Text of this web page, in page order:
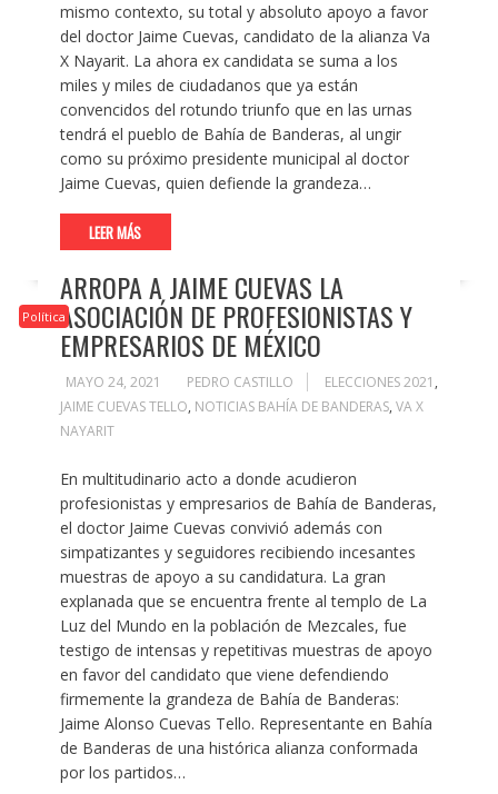
mismo contexto, su total y absoluto apoyo a favor
del doctor Jaime Cuevas, candidato de la alianza Va
X Nayarit. La ahora ex candidata se suma a los
miles y miles de ciudadanos que ya están
convencidos del rotundo triunfo que en las urnas
tendrá el pueblo de Bahía de Banderas, al ungir
como su próximo presidente municipal al doctor
Jaime Cuevas, quien defiende la grandeza…
LEER MÁS
Política
ARROPA A JAIME CUEVAS LA
ASOCIACIÓN DE PROFESIONISTAS Y
EMPRESARIOS DE MÉXICO
MAYO 24, 2021 PEDRO CASTILLO ELECCIONES 2021 ,
JAIME CUEVAS TELLO, NOTICIAS BAHÍA DE BANDERAS, VA X
NAYARIT
En multitudinario acto a donde acudieron
profesionistas y empresarios de Bahía de Banderas,
el doctor Jaime Cuevas convivió además con
simpatizantes y seguidores recibiendo incesantes
muestras de apoyo a su candidatura. La gran
explanada que se encuentra frente al templo de La
Luz del Mundo en la población de Mezcales, fue
testigo de intensas y repetitivas muestras de apoyo
en favor del candidato que viene defendiendo
firmemente la grandeza de Bahía de Banderas:
Jaime Alonso Cuevas Tello. Representante en Bahía
de Banderas de una histórica alianza conformada
por los partidos…